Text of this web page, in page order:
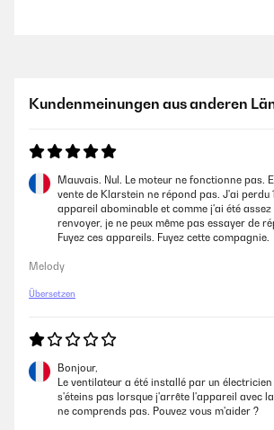
Kundenmeinungen aus anderen
Mauvais. Nul. Le moteur ne fonctionne pas.
vente de Klarstein ne répond pas. J'ai perdu
appareil abominable et comme j'ai été
renvoyer, je ne peux même pas essayer de
Fuyez ces appareils. Fuyez cette compagnie.
Melody
Übersetzen
Bonjour,
Le ventilateur a été installé par un
s'éteins pas lorsque j'arrête l'appareil avec
ne comprends pas. Pouvez vous m'aider ?